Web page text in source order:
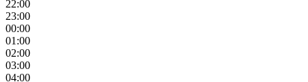
22:00
23:00
00:00
01:00
02:00
03:00
04:00